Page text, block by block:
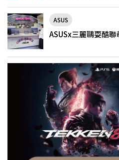
ASUS
ASUSx三麗鷗耍酷聯